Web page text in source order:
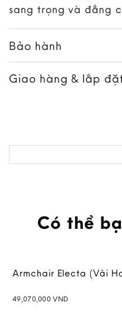
sang trọng và đẳng
Bảo hành
Giao hàng & lắp
Có thể
Armchair Electa (Vải
49,070,000VND